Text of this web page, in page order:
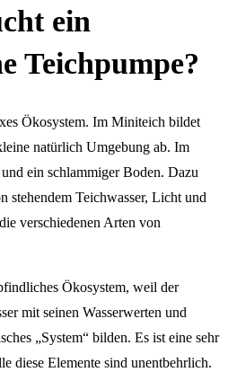
ein
Teichpumpe?
Ökosystem. Im Miniteich bildet
natürlich Umgebung ab. Im
ein schlammiger Boden. Dazu
stehendem Teichwasser, Licht und
verschiedenen Arten von
Ökosystem, weil der
mit seinen Wasserwerten und
„System“ bilden. Es ist eine sehr
diese Elemente sind unentbehrlich.